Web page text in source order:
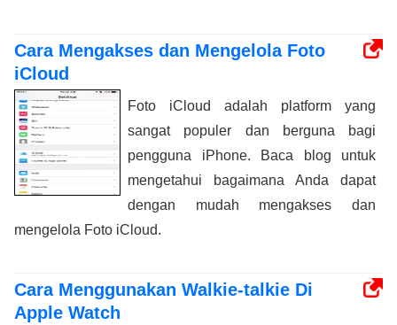
Cara Mengakses dan Mengelola Foto
iCloud
Foto iCloud adalah platform yang
sangat populer dan berguna bagi
pengguna iPhone. Baca blog untuk
mengetahui bagaimana Anda dapat
dengan mudah mengakses dan
mengelola Foto iCloud.
Cara Menggunakan Walkie-talkie Di
Apple Watch